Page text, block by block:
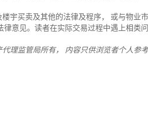
宇买卖及其他的法律及程序， 或与物业
律意见。读者在实际交易​​过程中遇上相类
理监管局所有， 内容只供浏览者个人参